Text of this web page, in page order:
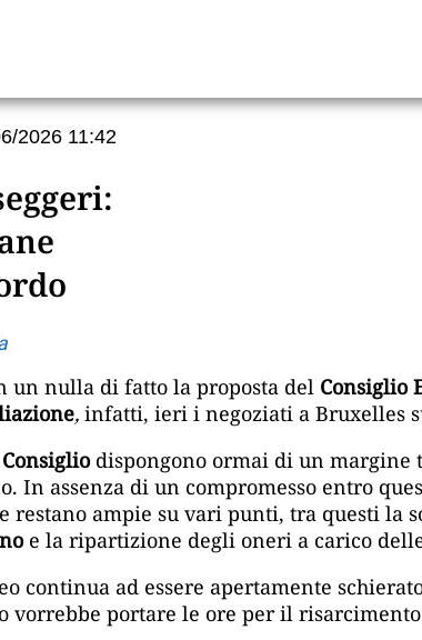
2026 11:42
un nulla di fatto la proposta del Consiglio
, infatti, ieri i negoziati a Bruxelles
Consigliodispongono ormai di un margine
In assenza di un compromesso entro
restano ampie su vari punti, tra questi la
e la ripartizione degli oneri a carico
continua ad essere apertamente
vorrebbe portare le ore per il